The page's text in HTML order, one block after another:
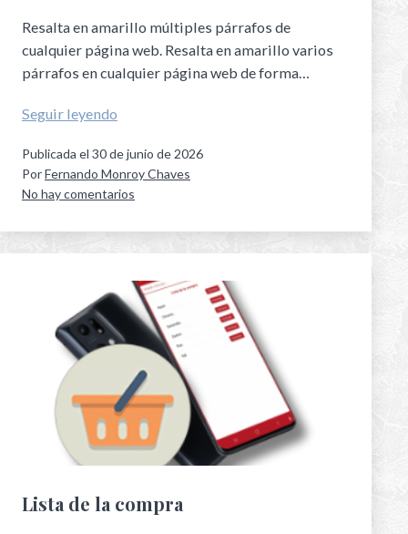
Resalta en amarillo múltiples párrafos de
cualquier página web. Resalta en amarillo varios
párrafos en cualquier página web de forma…
Seguir leyendo
Publicada el 30 de junio de 2026
PorFernando Monroy Chaves
No hay comentarios
Lista de la compra